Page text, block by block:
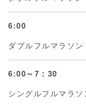
6:00
ダブルフルマラ
6:00～7：30
シングルフルマラ